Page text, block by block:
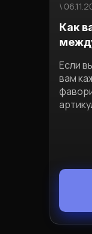
\
Как
Если
вам